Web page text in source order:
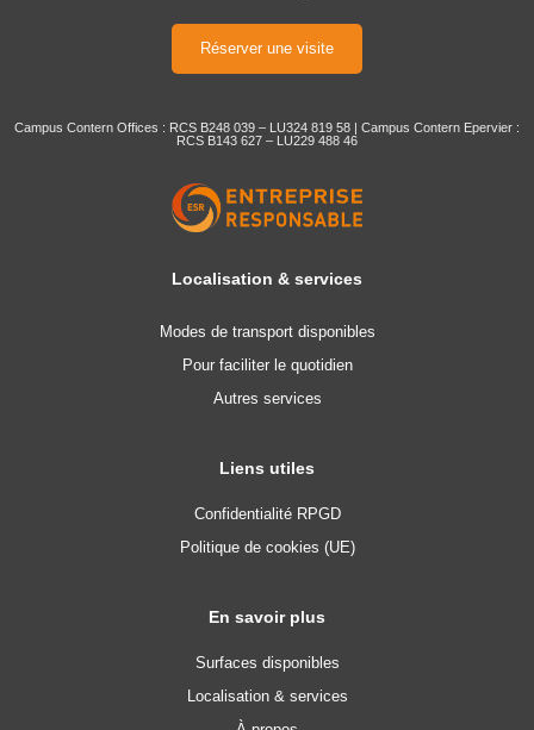
Réserver une visite
Campus Contern Offices : RCS B248 039 – LU324 819 58 | Campus Contern Epervier :
RCS B143 627 – LU229 488 46
Localisation & services
Modes de transport disponibles
Pour faciliter le quotidien
Autres services
Liens utiles
Confidentialité RPGD
Politique de cookies (UE)
En savoir plus
Surfaces disponibles
Localisation & services